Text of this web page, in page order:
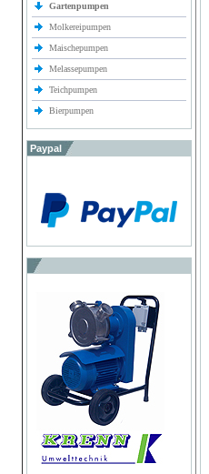
Gartenpumpen
Molkereipumpen
Maischepumpen
Melassepumpen
Teichpumpen
Bierpumpen
Paypal